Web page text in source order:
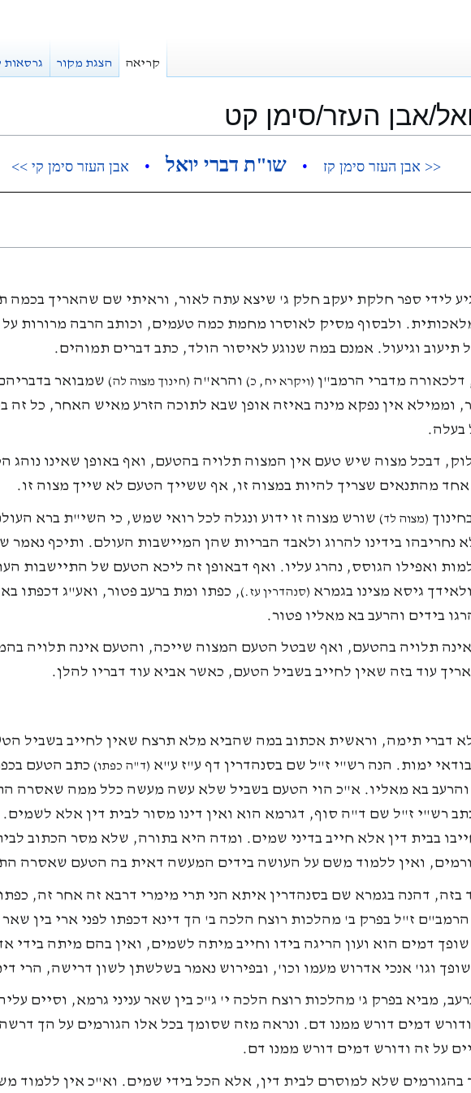
אבן העזר/סימן קט
<< אבן העזר סימן קז • שו"ת דברי יואל • אבן העזר סימן קי >>
לידי ספר חלקת יעקב חלק ג' שיצא עתה לאור, וראיתי שם שהאריך בכמה
ולבסוף מסיק לאוסרו מחמת כמה טעמים, וכותב הרבה מרורות
תיעוב וגיעול. אמנם במה שנוגע לאיסור הולד, כתב דברים תמוהים.
דלכאורה מדברי הרמב"ן (ויקרא יח, כ) והרא"ה (חינוך מצוה לה) שמבואר
וממילא אין נפקא מינה באיזה אופן שבא לתוכה הזרע מאיש האחר, כל זה
בעלה.
דבכל מצוה שיש טעם אין המצוה תלויה בהטעם, ואף באופן שאינו נוהג
מהתנאים שצריך להיות במצוה זו, אף ששייך הטעם לא שייך מצוה זו.
(מצוה לד) שורש מצוה זו ידוע ונגלה לכל רואי שמש, כי השי"ת ברא העולם
נחריבהו בידינו להרוג ולאבד הבריות שהן המיישבות העולם. ותיכף
ואפילו הגוסס, נהרג עליו. ואף דבאופן זה ליכא הטעם של התיישבות
גיסא מצינו בגמרא (סנהדרין עז.), כפתו ומת ברעב פטור, ואע"ג דכפתו
בידים והרעב בא מאליו פטור.
תלויה בהטעם, ואף שבטל הטעם המצוה שייכה, והטעם אינה תלויה
עוד בזה שאין לחייב בשביל הטעם, כאשר אביא עוד דבריו להלן.
דברי תימה, וראשית אכתוב במה שהביא מלא תרצח שאין לחייב בשביל
ימות. הנה רש"י ז"ל שם בסנהדרין דף ע"ז ע"א (ד"ה כפתו) כתב הטעם
והרעב בא מאליו. א"כ הוי הטעם בשביל שלא עשה מעשה כלל ממה שאסרה
רש"י ז"ל שם ד"ה סוף, דגרמא הוא ואין דינו מסור לבית דין אלא לשמים.
בבית דין אלא חייב בדיני שמים. ומדה היא בתורה, שלא מסר הכתוב
ואין ללמוד משם על העושה בידים המעשה דאית בה הטעם שאסרה
בזה, דהנה בגמרא שם בסנהדרין איתא הני תרי מימרי דרבא זה אחר זה,
הרמב"ם ז"ל בפרק ב' מהלכות רוצח הלכה ב' הך דינא דכפתו לפני ארי בין שאר
דמים הוא ועון הריגה בידו וחייב מיתה לשמים, ואין בהם מיתה בידי
שופך וגו' אנכי אדרוש מעמו וכו', ובפירוש נאמר בשלשתן לשון דרישה, הרי
מביא בפרק ג' מהלכות רוצח הלכה י' ג"כ בין שאר עניני גרמא, וסיים
דמים דורש ממנו דם. ונראה מזה שסומך בכל אלו הגורמים על הך
על זה ודורש דמים דורש ממנו דם.
בהגורמים שלא למוסרם לבית דין, אלא הכל בידי שמים. וא"כ אין ללמוד
קריאה הצגת מקור גרסאות